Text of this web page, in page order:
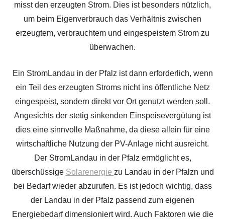
misst den erzeugten Strom. Dies ist besonders nützlich,
um beim Eigenverbrauch das Verhältnis zwischen
erzeugtem, verbrauchtem und eingespeistem Strom zu
überwachen.
Ein StromLandau in der Pfalz ist dann erforderlich, wenn
ein Teil des erzeugten Stroms nicht ins öffentliche Netz
eingespeist, sondern direkt vor Ort genutzt werden soll.
Angesichts der stetig sinkenden Einspeisevergütung ist
dies eine sinnvolle Maßnahme, da diese allein für eine
wirtschaftliche Nutzung der PV-Anlage nicht ausreicht.
Der StromLandau in der Pfalz ermöglicht es,
überschüssige Solarenergie zu Landau in der Pfalzn und
bei Bedarf wieder abzurufen. Es ist jedoch wichtig, dass
der Landau in der Pfalz passend zum eigenen
Energiebedarf dimensioniert wird. Auch Faktoren wie die